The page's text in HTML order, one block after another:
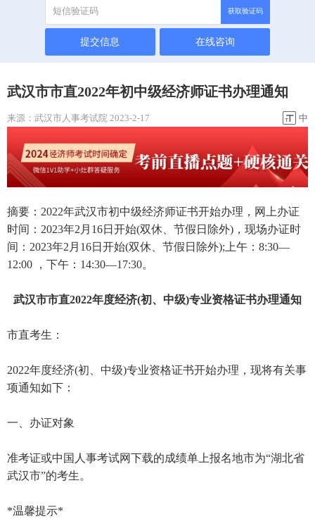
获取验证码
提交信息 在线咨询
武汉市市直2022年初中级经济师证书办理通知
来源： 武汉市人事考试院 2023-2-17 中
摘要：2022年武汉市初中级经济师证书开始办理，网上办证
时间：2023年2月16日开始(双休、节假日除外)，现场办证时
间：2023年2月16日开始(双休、节假日除外);上午：8:30—
12:00 ，下午：14:30—17:30。
武汉市市直2022年度经济(初、中级)专业资格证书办理通知
市直考生：
2022年度经济(初、中级)专业资格证书开始办理，现将有关事
项通知如下：
一、办证对象
准考证或中国人事考试网下载的成绩单上报名地市为“湖北省
武汉市”的考生。
*温馨提示*